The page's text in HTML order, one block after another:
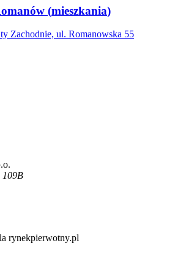
(mieszkania)
Zachodnie, ul. Romanowska 55
109B
rynekpierwotny.pl